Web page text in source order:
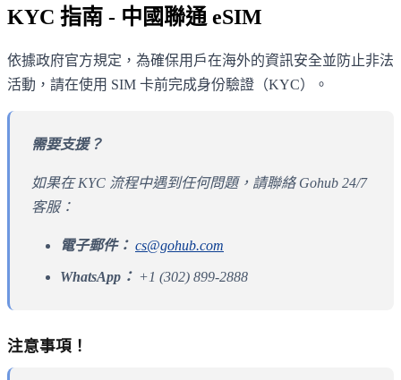
KYC 指南 - 中國聯通 eSIM
依據政府官方規定，為確保用戶在海外的資訊安全並防止非法
活動，請在使用 SIM 卡前完成身份驗證（KYC）。
需要支援？
如果在 KYC 流程中遇到任何問題，請聯絡 Gohub 24/7
客服：
電子郵件： cs@gohub.com
WhatsApp： +1 (302) 899-2888
注意事項！